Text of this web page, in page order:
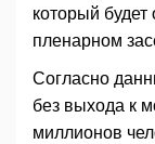
который
пленарном
Согласно
без выхода к
миллионов